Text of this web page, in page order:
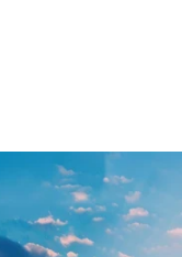
한 커스터마이징을 위해
스토어프론트 시스템.